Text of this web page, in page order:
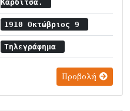
Καρδίτσα.
1910 Οκτώβριος 9
Τηλεγράφημα
Προβολή